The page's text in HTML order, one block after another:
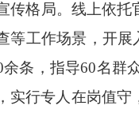
传格局。线上依托
等工作场景，开展
余条，指导60名群
实行专人在岗值守